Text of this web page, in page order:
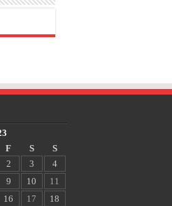
F S
S
2 3
4
9 10
11
16 17
18